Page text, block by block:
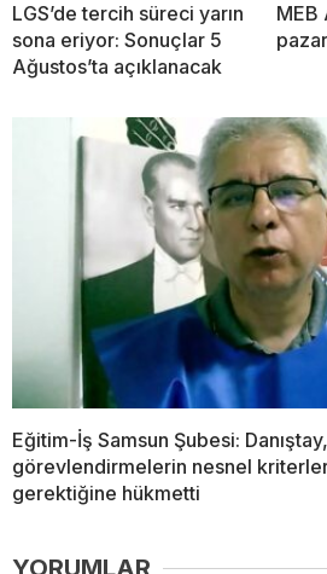
LGS’de tercih süreci yarın
sona eriyor: Sonuçlar 5
Ağustos’ta açıklanacak
MEB
Eğitim-İş Samsun Şubesi:
görevlendirmelerin nesnel
gerektiğine hükmetti
YORUMLAR